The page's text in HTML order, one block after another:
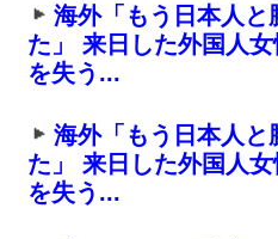
海外「もう日本人と
た」 来日した外国人
を失う...
海外「もう日本人と
た」 来日した外国人
を失う...